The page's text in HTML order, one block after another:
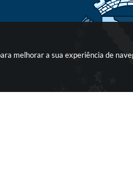
melhorar a sua experiência de